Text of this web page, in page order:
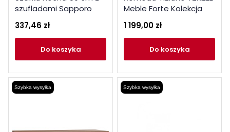
szufladami Sapporo
SNNK011 biały połysk
337,46 zł
do koszyka
Meble Forte Kolekcja
Tiziano
1 199,00 zł
do koszyka
Szybka wysyłka Szybka wysyłka